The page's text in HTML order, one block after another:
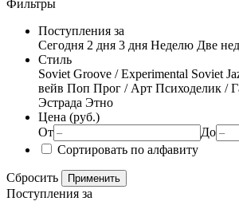
Фильтры
Поступления за
Сегодня 2 дня 3 дня Неделю Две
Стиль
Soviet Groove / Experimental Soviet
вейв Поп Прог / Арт Психоделик /
Эстрада Этно
Цена (руб.)
От
До
Сортировать по алфавиту
Сбросить Применить
Поступления за